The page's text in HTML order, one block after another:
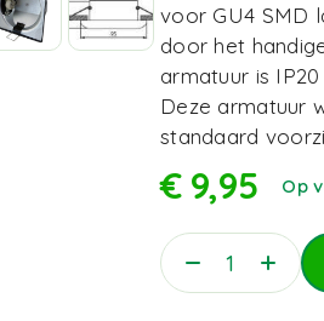
voor GU4 SMD
door het
armatuur is
Deze armatuur
standaard
€9,95 Op